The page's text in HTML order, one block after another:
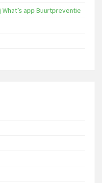
app Buurtpreventie